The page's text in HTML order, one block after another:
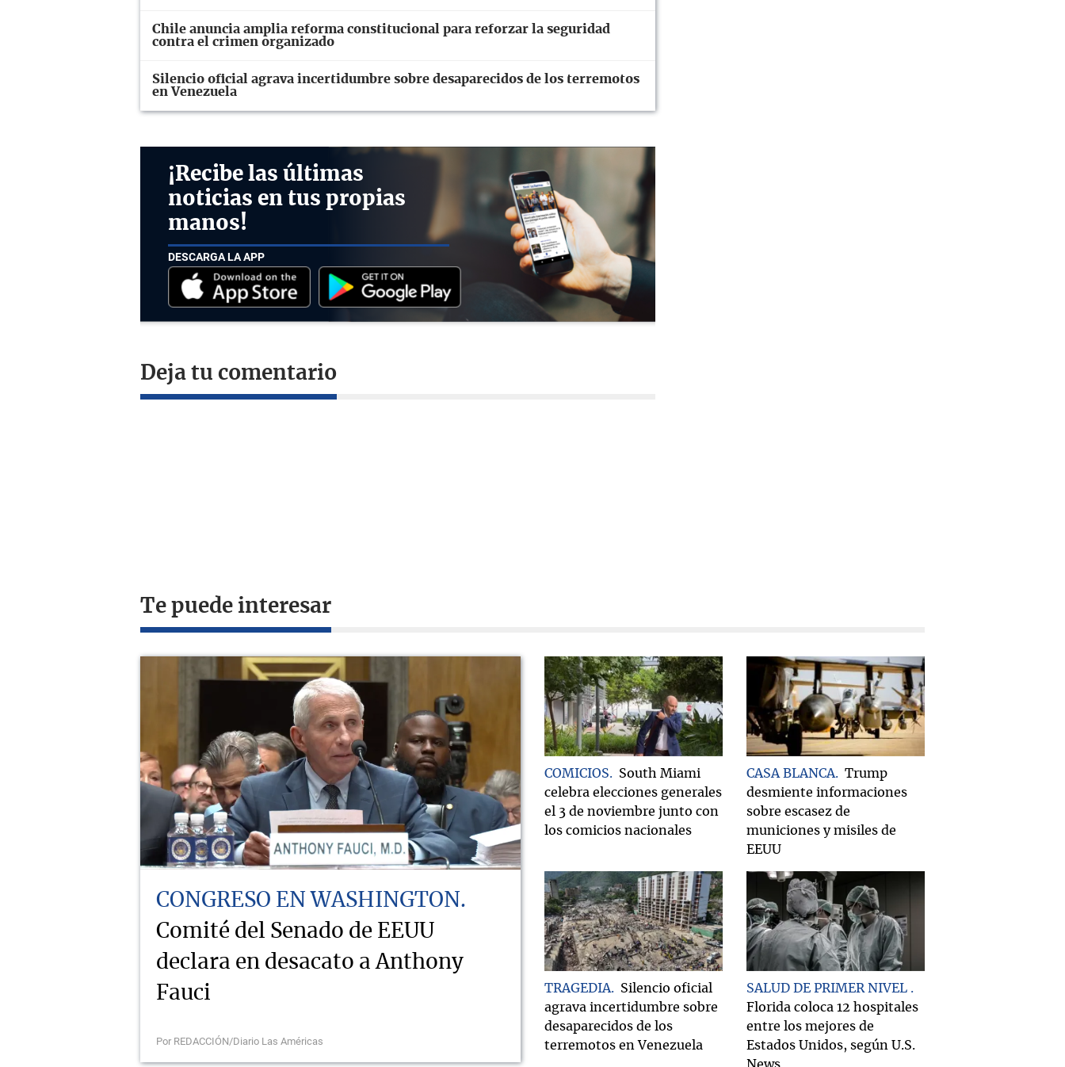
Chile anuncia amplia reforma constitucional para reforzar la seguridad
contra el crimen organizado
Silencio oficial agrava incertidumbre sobre desaparecidos de los terremotos
en Venezuela
¡Recibe las últimas
noticias en tus propias
manos!
DESCARGA LA APP
Deja tu comentario
Te puede interesar
CONGRESO EN WASHINGTON
Comité del Senado de EEUU
declara en desacato a Anthony
Fauci
Por REDACCIÓN/Diario Las Américas
COMICIOS
South Miami
celebra elecciones generales
el 3 de noviembre junto con
los comicios nacionales
CASA BLANCA
Trump
desmiente informaciones
sobre escasez de
municiones y misiles de
EEUU
TRAGEDIA
Silencio oficial
agrava incertidumbre sobre
desaparecidos de los
terremotos en Venezuela
SALUD DE PRIMER NIVEL
Florida coloca 12 hospitales
entre los mejores de
Estados Unidos, según U.S.